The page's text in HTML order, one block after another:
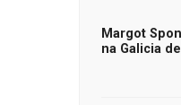
Margot
na Galicia